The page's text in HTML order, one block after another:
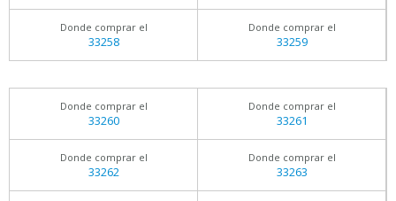
Donde comprar el
33258
Donde comprar el
33259
Donde comprar el
33260
Donde comprar el
33261
Donde comprar el
33262
Donde comprar el
33263